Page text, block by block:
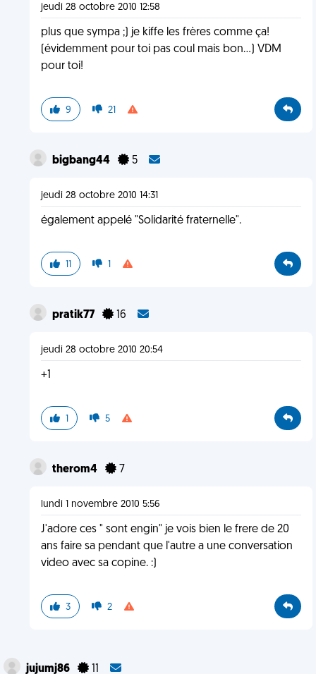
jeudi 28 octobre 2010 12:58
plus que sympa ;) je kiffe les frères comme ça!
(évidemment pour toi pas coul mais bon...) VDM
pour toi!
9 21
bigbang44 5
jeudi 28 octobre 2010 14:31
également appelé "Solidarité fraternelle".
11 1
pratik77 16
jeudi 28 octobre 2010 20:54
+1
1 5
therom4 7
lundi 1 novembre 2010 5:56
J'adore ces " sont engin" je vois bien le frere de 20
ans faire sa pendant que l'autre a une conversation
video avec sa copine. :)
3 2
jujumj86